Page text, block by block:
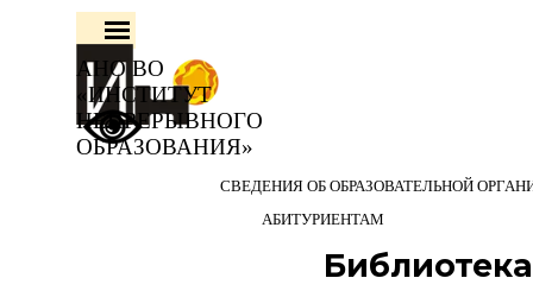
Перейти к контенту
Пропустить меню
АНО ВО
«ИНСТИТУТ
НЕПРЕРЫВНОГО
ОБРАЗОВАНИЯ»
СВЕДЕНИЯ ОБ ОБРАЗОВАТЕЛЬНОЙ
АБИТУРИЕНТАМ
Библиотека